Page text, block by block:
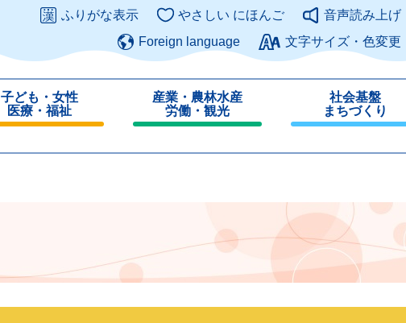
このページの本文へ
ふりがな表示 やさしい にほんご
音声読み上げ
Foreign language
文字サイズ・色変更
子ども・女性
医療・福祉
産業・農林水産
労働・観光
じ
社会基盤
まちづくり
じ